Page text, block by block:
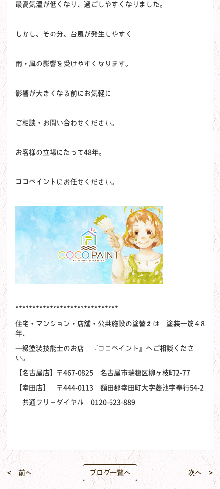
最高気温が低くなり、過ごしやすくなりました。
しかし、その分、台風が発生しやすく
雨・風の影響を受けやすくなります。
影響が大きくなる前にお気軽に
ご相談・お問い合わせください。
お客様の立場にたって48年。
ココペイントにお任せください。
******************************
住宅・マンション・店舗・公共施設の塗替えは 塗装一筋４8
年、
一級塗装技能士のお店 『ココペイント』へご相談くださ
い。
【名古屋店】〒467-0825 名古屋市瑞穂区柳ヶ枝町2-77
【幸田店】 〒444-0113 額田郡幸田町大字菱池字奉行54-2
共通フリーダイヤル 0120-623-889
< 前へ ブログ一覧へ 次へ >